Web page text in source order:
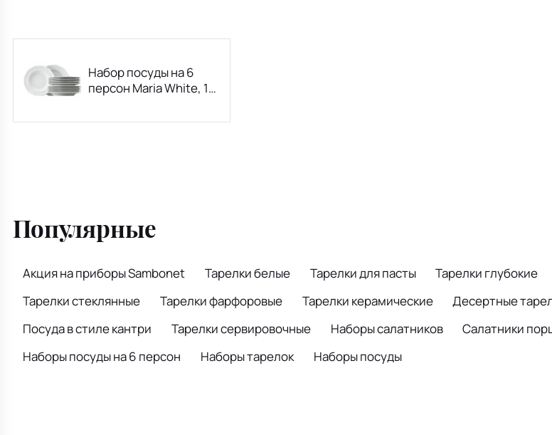
Набор посуды на 6
персон Maria White, 12
Популярные
Акция на приборы Sambonet Тарелки белые Тарелки для пасты Тарелки глубокие
Тарелки стеклянные
Тарелки фарфоровые Тарелки керамические Десертные
Посуда в стиле кантри
Тарелки сервировочные Наборы салатников Салатники
Наборы посуды на 6 персон
Наборы тарелок Наборы посуды